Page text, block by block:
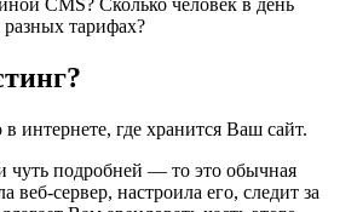
тарифах?
интернете, где хранится Ваш сайт.
чуть подробней — то это обычная
веб-сервер, настроила его, следит за